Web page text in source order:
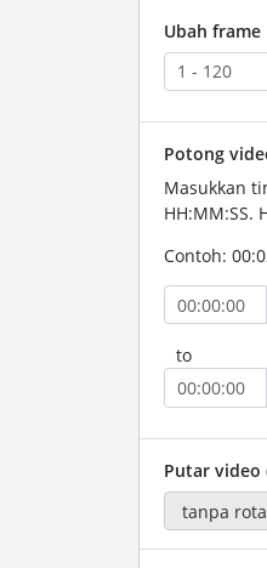
Ubah frame
Potong
Masukkan
HH:MM:SS.
Contoh:
to
Putar video